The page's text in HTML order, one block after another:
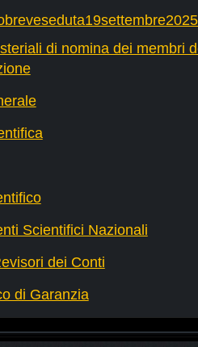
di nomina dei membri
Scientifici Nazionali
dei Conti
di Garanzia